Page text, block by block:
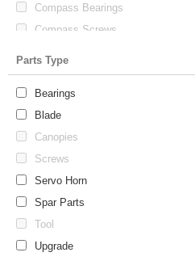
Compass Bearings
Compass Screws
Tarot 450 to 480 Conversion Parts
Tarot 450Pro Parts
Tarot 500/600/700
Tarot Bearings
WARP 360
Parts Type
Bearings
Blade
Canopies
Screws
Servo Horn
Spar Parts
Tool
Upgrade